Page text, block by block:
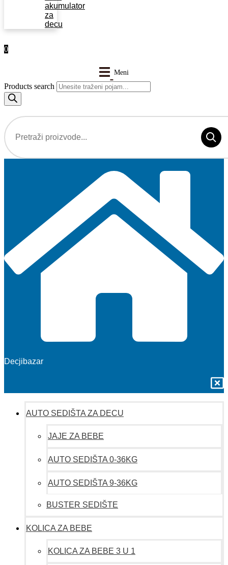
akumulator
za
decu
0
Products search
Decjibazar
AUTO SEDIŠTA ZA DECU
JAJE ZA BEBE
AUTO SEDIŠTA 0-36KG
AUTO SEDIŠTA 9-36KG
BUSTER SEDIŠTE
KOLICA ZA BEBE
KOLICA ZA BEBE 3 U 1